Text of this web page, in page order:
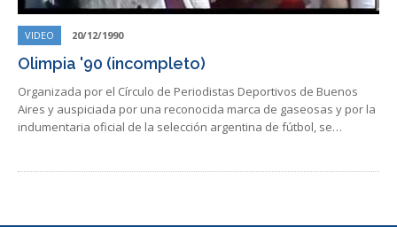
VIDEO 20/12/1990
Olimpia '90 (incompleto)
Organizada por el Círculo de Periodistas Deportivos de Buenos
Aires y auspiciada por una reconocida marca de gaseosas y por la
indumentaria oficial de la selección argentina de fútbol, se…